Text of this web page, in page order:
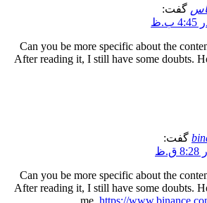
گفت:
Can you be more specific about the
After reading it, I still have some doubts.
گفت:
Can you be more specific about the
After reading it, I still have some doubts.
me. https://